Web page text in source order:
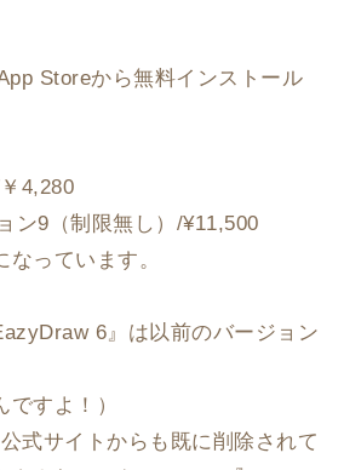
Storeから無料インストール
4,280
ン9（制限無し）/¥11,500
っています。
6』は以前のバージョン
ですよ！）
式サイトからも既に削除されて